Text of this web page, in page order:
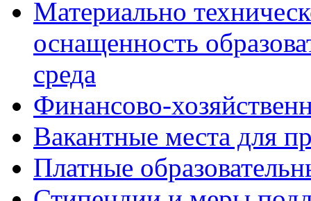
Материально
оснащенность
среда
Финансово-
Вакантные места для
Платные